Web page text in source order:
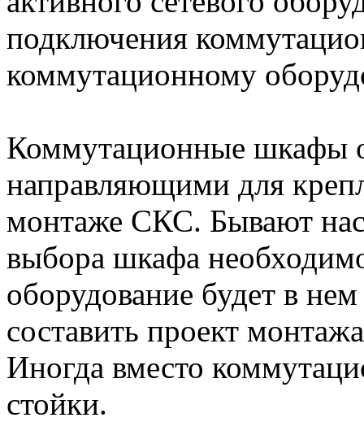
подключения
коммутационному
Коммутационные шкафы
направляющими для
монтаже СКС. Бывают
выбора шкафа
оборудование будет в
составить проект
Иногда вместо
стойки.